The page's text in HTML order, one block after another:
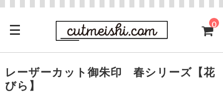
0
レーザーカット御朱印 春シリーズ【花
びら】